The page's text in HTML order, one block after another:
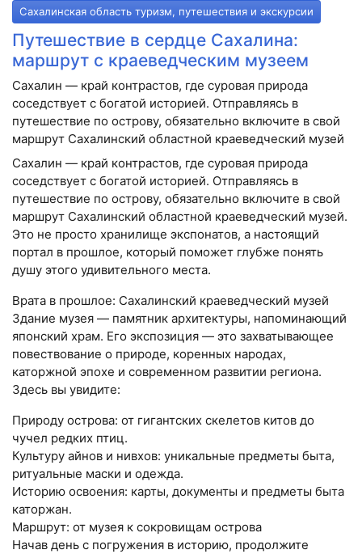
Сахалинская область туризм, путешествия и экскурсии
Путешествие в сердце Сахалина:
маршрут с краеведческим музеем
Сахалин — край контрастов, где суровая природа
соседствует с богатой историей. Отправляясь в
путешествие по острову, обязательно включите в свой
маршрут Сахалинский областной краеведческий музей
Сахалин — край контрастов, где суровая природа
соседствует с богатой историей. Отправляясь в
путешествие по острову, обязательно включите в свой
маршрут Сахалинский областной краеведческий музей.
Это не просто хранилище экспонатов, а настоящий
портал в прошлое, который поможет глубже понять
душу этого удивительного места.
Врата в прошлое: Сахалинский краеведческий музей
Здание музея — памятник архитектуры, напоминающий
японский храм. Его экспозиция — это захватывающее
повествование о природе, коренных народах,
каторжной эпохе и современном развитии региона.
Здесь вы увидите:
Природу острова: от гигантских скелетов китов до
чучел редких птиц.
Культуру айнов и нивхов: уникальные предметы быта,
ритуальные маски и одежда.
Историю освоения: карты, документы и предметы быта
каторжан.
Маршрут: от музея к сокровищам острова
Начав день с погружения в историю, продолжите